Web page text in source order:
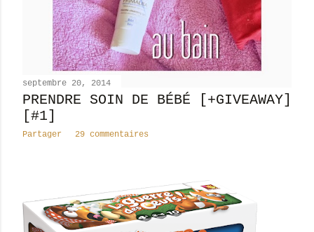
septembre 20, 2014
PRENDRE SOIN DE BÉBÉ [+GIVEAWAY]
[#1]
Partager 29 commentaires